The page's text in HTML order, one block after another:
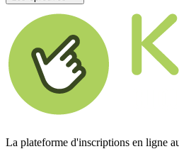
La plateforme d'inscriptions en ligne